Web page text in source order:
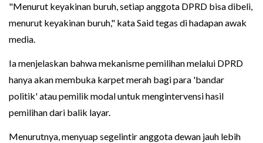
"Menurut keyakinan buruh, setiap anggota DPRD bisa dibeli,
menurut keyakinan buruh," kata Said tegas di hadapan awak
media.
Ia menjelaskan bahwa mekanisme pemilihan melalui DPRD
hanya akan membuka karpet merah bagi para 'bandar
politik' atau pemilik modal untuk mengintervensi hasil
pemilihan dari balik layar.
Menurutnya, menyuap segelintir anggota dewan jauh lebih